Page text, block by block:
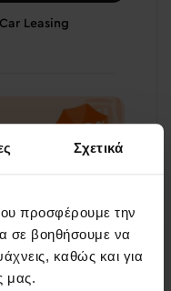
Σχετικά
προσφέρουμε την
σε βοηθήσουμε να
καθώς και για
μας.
Leasing
Summer Deals